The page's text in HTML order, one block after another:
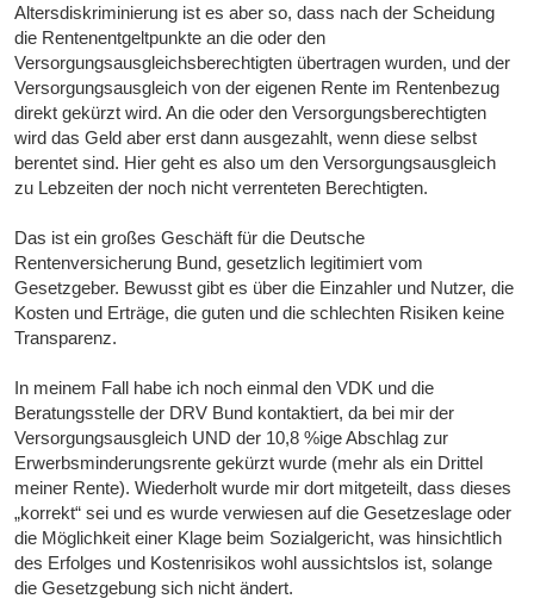
Altersdiskriminierung ist es aber so, dass nach der Scheidung
die Rentenentgeltpunkte an die oder den
Versorgungsausgleichsberechtigten übertragen wurden, und der
Versorgungsausgleich von der eigenen Rente im Rentenbezug
direkt gekürzt wird. An die oder den Versorgungsberechtigten
wird das Geld aber erst dann ausgezahlt, wenn diese selbst
berentet sind. Hier geht es also um den Versorgungsausgleich
zu Lebzeiten der noch nicht verrenteten Berechtigten.
Das ist ein großes Geschäft für die Deutsche
Rentenversicherung Bund, gesetzlich legitimiert vom
Gesetzgeber. Bewusst gibt es über die Einzahler und Nutzer, die
Kosten und Erträge, die guten und die schlechten Risiken keine
Transparenz.
In meinem Fall habe ich noch einmal den VDK und die
Beratungsstelle der DRV Bund kontaktiert, da bei mir der
Versorgungsausgleich UND der 10,8 %ige Abschlag zur
Erwerbsminderungsrente gekürzt wurde (mehr als ein Drittel
meiner Rente). Wiederholt wurde mir dort mitgeteilt, dass dieses
„korrekt“ sei und es wurde verwiesen auf die Gesetzeslage oder
die Möglichkeit einer Klage beim Sozialgericht, was hinsichtlich
des Erfolges und Kostenrisikos wohl aussichtslos ist, solange
die Gesetzgebung sich nicht ändert.